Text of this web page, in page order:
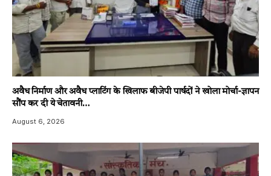
अवैध निर्माण और अवैध प्लाटिंग के खिलाफ बीजेपी पार्षदों ने खोला मोर्चा-ज्ञापन
सौंप कर दी ये चेतावनी…
August 6, 2026